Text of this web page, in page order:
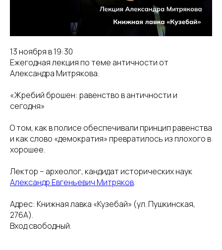
13 ноября в 19:30
Ежегодная лекция по теме античности от
Александра Митрякова.
«Жребий брошен: равенство в античности и
сегодня»
О том, как в полисе обеспечивали принцип равенства
и как слово «демократия» превратилось из плохого в
хорошее.
Лектор – археолог, кандидат исторических наук
Александр Евгеньевич Митряков.
Адрес: Книжная лавка «Кузебай» (ул. Пушкинская,
276А).
Вход свободный.